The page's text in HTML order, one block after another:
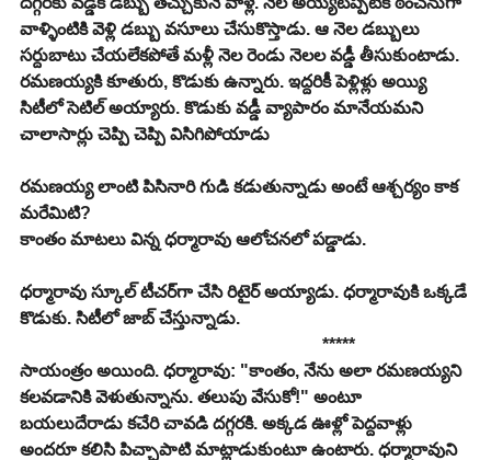
వాళ్ళింటికి వెళ్లి డబ్బు వసూలు చేసుకొస్తాడు. ఆ నెల డబ్బులు
సర్దుబాటు చేయలేకపోతే మళ్లీ నెల రెండు నెలల వడ్డీ తీసుకుంటాడు.
రమణయ్యకి కూతురు, కొడుకు ఉన్నారు. ఇద్దరికీ పెళ్లిళ్లు అయ్యి
సిటీలో సెటిల్ అయ్యారు. కొడుకు వడ్డీ వ్యాపారం మానేయమని
చాలాసార్లు చెప్పి చెప్పి విసిగిపోయాడు
రమణయ్య లాంటి పిసినారి గుడి కడుతున్నాడు అంటే ఆశ్చర్యం కాక
మరేమిటి?
కాంతం మాటలు విన్న ధర్మారావు ఆలోచనలో పడ్డాడు.
ధర్మారావు స్కూల్ టీచర్‌గా చేసి రిటైర్ అయ్యాడు. ధర్మారావుకి ఒక్కడే
కొడుకు. సిటీలో జాబ్ చేస్తున్నాడు.
*****
సాయంత్రం అయింది. ధర్మారావు: "కాంతం, నేను అలా రమణయ్యని
కలవడానికి వెళుతున్నాను. తలుపు వేసుకో!" అంటూ
బయలుదేరాడు కచేరి చావడి దగ్గరకి. అక్కడ ఊళ్లో పెద్దవాళ్లు
అందరూ కలిసి పిచ్చాపాటి మాట్లాడుకుంటూ ఉంటారు. ధర్మారావుని